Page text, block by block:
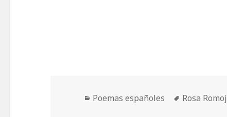
Categorías
Poemas españoles Etiquetas
Rosa